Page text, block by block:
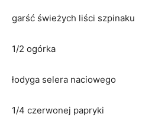
garść świeżych liści szpinaku
1/2 ogórka
łodyga selera naciowego
1/4 czerwonej papryki